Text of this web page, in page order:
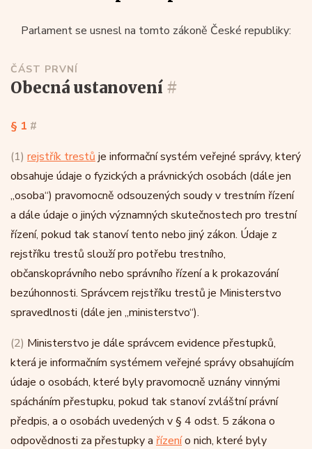
Parlament se usnesl na tomto zákoně České republiky:
ČÁST PRVNÍ
obecná ustanovení #
§ 1 #
(1) rejstřík trestů je informační systém veřejné správy, který
obsahuje údaje o fyzických a právnických osobách (dále jen
„osoba“) pravomocně odsouzených soudy v trestním řízení
a dále údaje o jiných významných skutečnostech pro trestní
řízení, pokud tak stanoví tento nebo jiný zákon. Údaje z
rejstříku trestů slouží pro potřebu trestního,
občanskoprávního nebo správního řízení a k prokazování
bezúhonnosti. Správcem rejstříku trestů je Ministerstvo
spravedlnosti (dále jen „ministerstvo“).
(2) Ministerstvo je dále správcem evidence přestupků,
která je informačním systémem veřejné správy obsahujícím
údaje o osobách, které byly pravomocně uznány vinnými
spácháním přestupku, pokud tak stanoví zvláštní právní
předpis, a o osobách uvedených v § 4 odst. 5 zákona o
odpovědnosti za přestupky a řízenío nich, které byly